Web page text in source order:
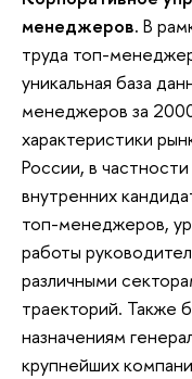
менеджеров. В
труда топ-
уникальная база
менеджеров за
характеристики
России, в
внутренних
топ-менеджеров,
работы
различными
траекторий. Также
назначениям
крупнейших